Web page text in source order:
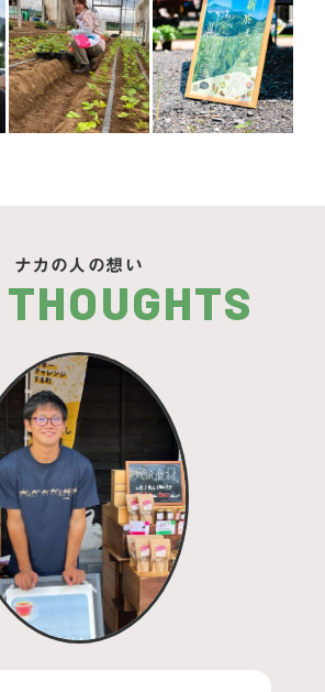
ナカの人の想い